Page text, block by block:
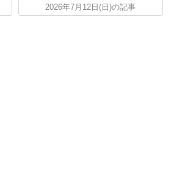
2026年7月12日(日)の記事